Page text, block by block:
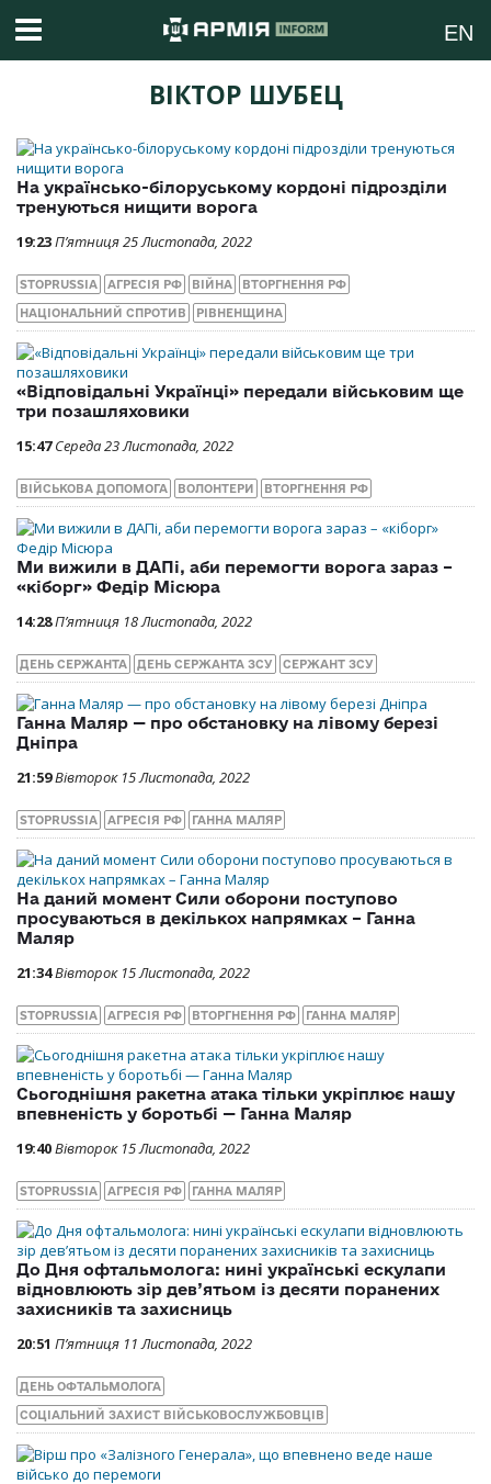
EN
ВІКТОР ШУБЕЦ
На українсько-білоруському кордоні підрозділи
тренуються нищити ворога
19:23П’ятниця 25 Листопада, 2022
STOPRUSSIA АГРЕСІЯ РФ ВІЙНА ВТОРГНЕННЯ РФ
НАЦІОНАЛЬНИЙ СПРОТИВ РІВНЕНЩИНА
«Відповідальні Українці» передали військовим ще
три позашляховики
15:47 Середа 23 Листопада, 2022
ВІЙСЬКОВА ДОПОМОГА ВОЛОНТЕРИ ВТОРГНЕННЯ РФ
Ми вижили в ДАПі, аби перемогти ворога зараз –
«кіборг» Федір Місюра
14:28П’ятниця 18 Листопада, 2022
ДЕНЬ СЕРЖАНТА ДЕНЬ СЕРЖАНТА ЗСУ СЕРЖАНТ ЗСУ
Ганна Маляр — про обстановку на лівому березі
Дніпра
21:59Вівторок 15 Листопада, 2022
STOPRUSSIA АГРЕСІЯ РФ ГАННА МАЛЯР
На даний момент Сили оборони поступово
просуваються в декількох напрямках – Ганна
Маляр
21:34Вівторок 15 Листопада, 2022
STOPRUSSIA АГРЕСІЯ РФ ВТОРГНЕННЯ РФ ГАННА МАЛЯР
Сьогоднішня ракетна атака тільки укріплює нашу
впевненість у боротьбі — Ганна Маляр
19:40Вівторок 15 Листопада, 2022
STOPRUSSIA АГРЕСІЯ РФ ГАННА МАЛЯР
До Дня офтальмолога: нині українські ескулапи
відновлюють зір дев’ятьом із десяти поранених
захисників та захисниць
20:51 П’ятниця 11 Листопада, 2022
ДЕНЬ ОФТАЛЬМОЛОГА
СОЦІАЛЬНИЙ ЗАХИСТ ВІЙСЬКОВОСЛУЖБОВЦІВ